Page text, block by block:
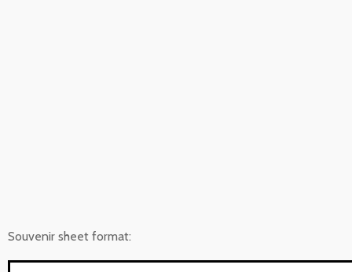
Souvenir sheet format: